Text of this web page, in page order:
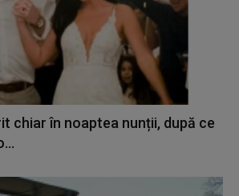
chiar în noaptea nunții, după ce